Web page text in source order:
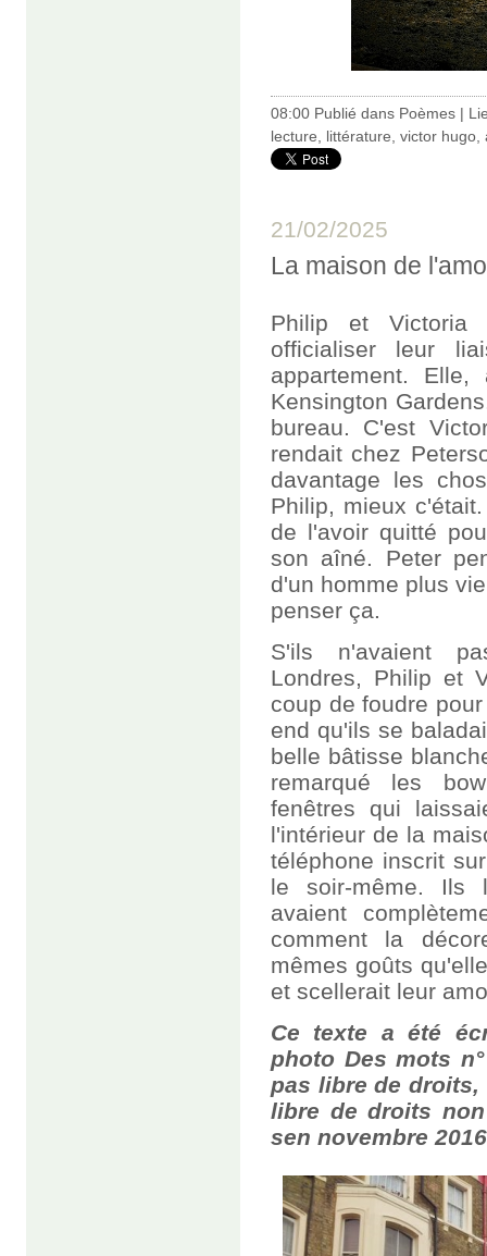
08:00 Publié dans Poèmes |
lecture
littérature victor hugo
21/02/2025
La maison de
Philip et Victoria
officialiser leur
appartement.
Kensington
bureau. C'est
rendait chez
davantage les
Philip, mieux
de l'avoir quitté
son aîné. Peter
d'un homme plus
penser ça.
S'ils n'avaient
Londres, Philip et
coup de foudre
end qu'ils se
belle bâtisse
remarqué les
fenêtres qui
l'intérieur de la
téléphone inscrit
le soir-même. Ils
avaient
comment la
mêmes goûts
et scellerait leur
Ce texte a été
photo Des mots
pas libre de
libre de droits
sen novembre